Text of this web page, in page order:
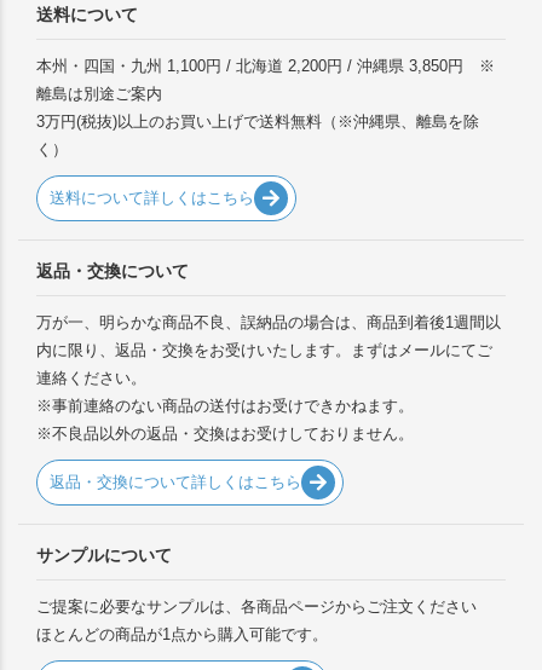
送料について
本州・四国・九州 1,100円 / 北海道 2,200円 / 沖縄県 3,850円 ※
離島は別途ご案内
3万円(税抜)以上のお買い上げで送料無料（※沖縄県、離島を除
く）
送料について詳しくはこちら
返品・交換について
万が一、明らかな商品不良、誤納品の場合は、商品到着後1週間以
内に限り、返品・交換をお受けいたします。まずはメールにてご
連絡ください。
※事前連絡のない商品の送付はお受けできかねます。
※不良品以外の返品・交換はお受けしておりません。
返品・交換について詳しくはこちら
サンプルについて
ご提案に必要なサンプルは、各商品ページからご注文ください
ほとんどの商品が1点から購入可能です。